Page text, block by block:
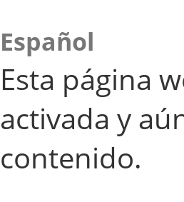
Español
Esta página
activada y
contenido.